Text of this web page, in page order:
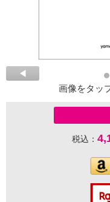
画像をタッ
税込：